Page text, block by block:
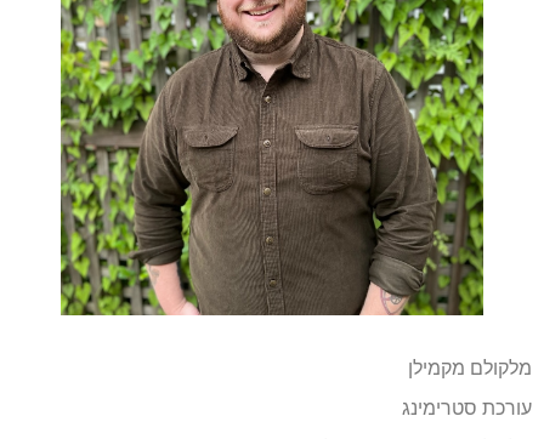
מלקולם מקמילן
עורכת סטרימינג